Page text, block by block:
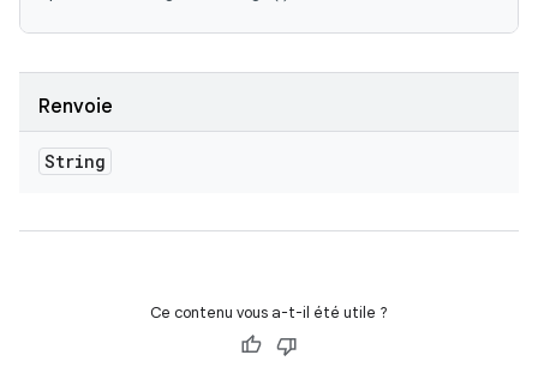
Renvoie
String
Ce contenu vous a-t-il été utile ?